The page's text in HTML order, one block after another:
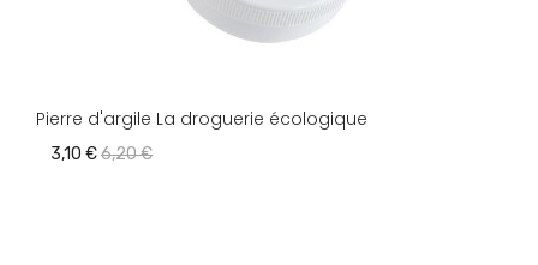
Pierre d'argile La droguerie écologique
3,10 €6,20 €